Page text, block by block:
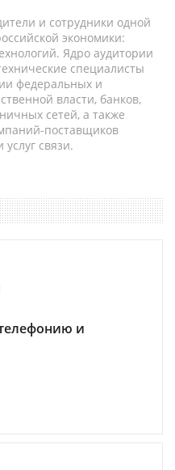
и сотрудники одной
экономики:
Ядро аудитории
специалисты
федеральных и
власти, банков,
сетей, а также
поставщиков
связи.
и